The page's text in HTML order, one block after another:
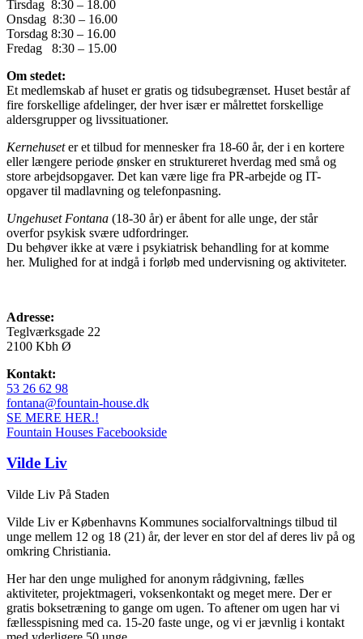
Tirsdag 8:30 – 18.00
Onsdag 8:30 – 16.00
Torsdag 8:30 – 16.00
Fredag 8:30 – 15.00
Om stedet:
Et medlemskab af huset er gratis og tidsubegrænset. Huset består af
fire forskellige afdelinger, der hver især er målrettet forskellige
aldersgrupper og livssituationer.
Kernehuseter et tilbud for mennesker fra 18-60 år, der i en kortere
eller længere periode ønsker en struktureret hverdag med små og
store arbejdsopgaver. Det kan være lige fra PR-arbejde og IT-
opgaver til madlavning og telefonpasning.
Ungehuset Fontana (18-30 år) er åbent for alle unge, der står
overfor psykisk svære udfordringer.
Du behøver ikke at være i psykiatrisk behandling for at komme
her. Mulighed for at indgå i forløb med undervisning og aktiviteter.
Adresse:
Teglværksgade 22
2100 Kbh Ø
Kontakt:
53 26 62 98
fontana@fountain-house.dk
SE MERE HER.!
Fountain Houses Facebookside
Vilde Liv
Vilde Liv På Staden
Vilde Liv er Københavns Kommunes socialforvaltnings tilbud til
unge mellem 12 og 18 (21) år, der lever en stor del af deres liv på og
omkring Christiania.
Her har den unge mulighed for anonym rådgivning, fælles
aktiviteter, projektmageri, voksenkontakt og meget mere. Der er
gratis boksetræning to gange om ugen. To aftener om ugen har vi
fællesspisning med ca. 15-20 faste unge, og vi er jævnlig i kontakt